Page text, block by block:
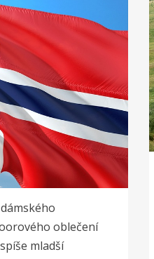
oblečení
mladší